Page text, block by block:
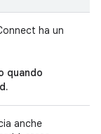
ha un
quando
anche